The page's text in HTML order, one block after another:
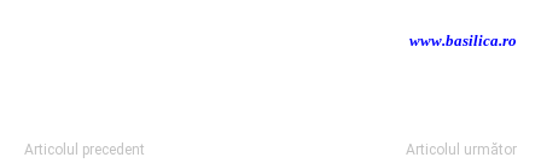
www.basilica.ro
Articolul precedent Articolul următor